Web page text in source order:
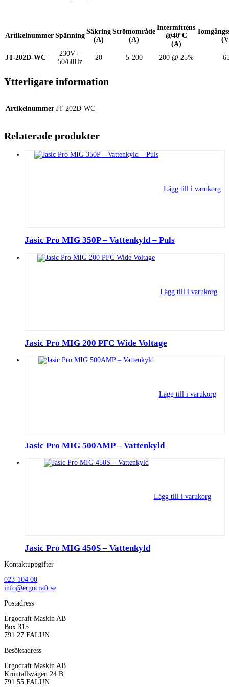
Artikelnummer Spänning
Säkring
(A)
Strömområde
(A)
Intermittens
@40ºC
(A)
JT-202D-WC
230V –
50/60Hz
20 5-200 200 @ 25%
Ytterligare information
Artikelnummer JT-202D-WC
Relaterade produkter
Lägg till i varukorg
Jasic Pro MIG 350P – Vattenkyld – Puls
Lägg till i varukorg
Jasic Pro MIG 200 PFC Wide Voltage
Lägg till i varukorg
Jasic Pro MIG 500AMP – Vattenkyld
Lägg till i varukorg
Jasic Pro MIG 450S – Vattenkyld
Kontaktuppgifter
023-104 00
info@ergocraft.se
Postadress
Ergocraft Maskin AB
Box 315
791 27 FALUN
Besöksadress
Ergocraft Maskin AB
Krontallsvägen 24 B
791 55 FALUN